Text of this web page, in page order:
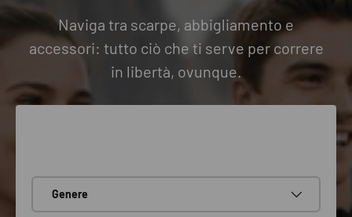
Naviga tra scarpe, abbigliamento e
accessori: tutto ciò che ti serve per correre
in libertà, ovunque.
Genere